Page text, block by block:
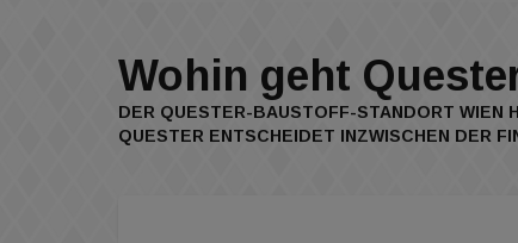
Wohin geht
DER QUESTER-BAUSTOFF-STANDORT WIEN
QUESTER ENTSCHEIDET INZWISCHEN DER